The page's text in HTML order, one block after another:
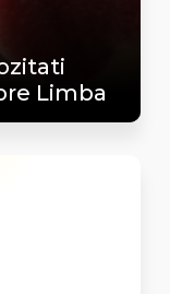
Limba